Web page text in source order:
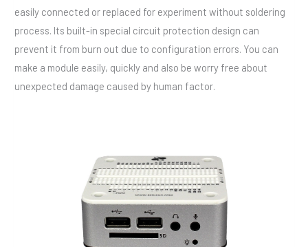
easily connected or replaced for experiment without soldering
process. Its built-in special circuit protection design can
prevent it from burn out due to configuration errors. You can
make a module easily, quickly and also be worry free about
unexpected damage caused by human factor.